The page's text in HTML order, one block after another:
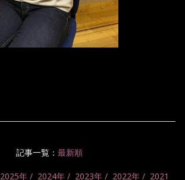
記事一覧： 最新順
2025年 2024年 2023年 2022年 2021